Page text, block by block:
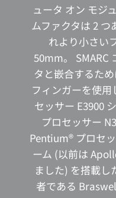
ュータ オン モジ
ムファクタは 2 つ
れより小さい
50mm。 SMARC
タと嵌合するた
フィンガーを使
セッサー E3900
プロセッサー
Pentium® プロセ
ーム (以前は
ました) を搭載し
者である